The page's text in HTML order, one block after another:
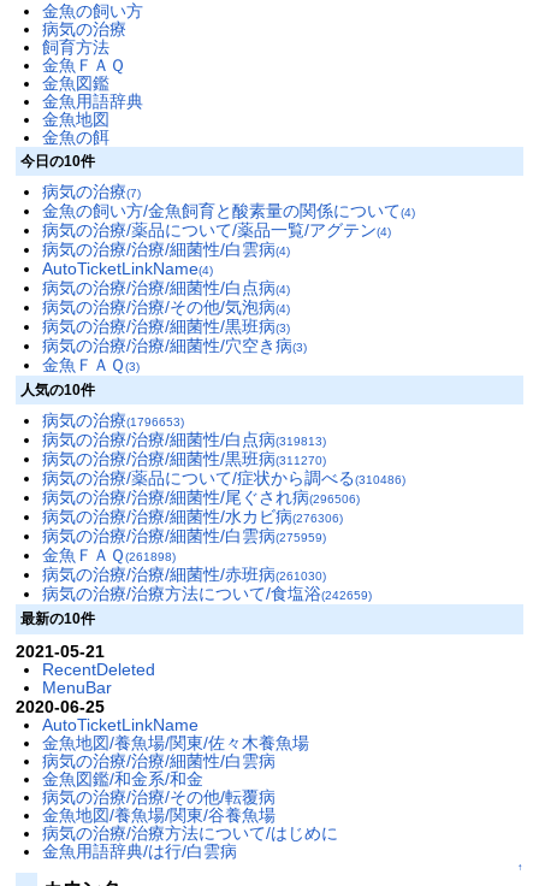
金魚の飼い方
病気の治療
飼育方法
金魚ＦＡＱ
金魚図鑑
金魚用語辞典
金魚地図
金魚の餌
今日の10件
病気の治療(7)
金魚の飼い方/金魚飼育と酸素量の関係について(4)
病気の治療/薬品について/薬品一覧/アグテン(4)
病気の治療/治療/細菌性/白雲病(4)
AutoTicketLinkName(4)
病気の治療/治療/細菌性/白点病(4)
病気の治療/治療/その他/気泡病(4)
病気の治療/治療/細菌性/黒班病(3)
病気の治療/治療/細菌性/穴空き病(3)
金魚ＦＡＱ(3)
人気の10件
病気の治療(1796653)
病気の治療/治療/細菌性/白点病(319813)
病気の治療/治療/細菌性/黒班病(311270)
病気の治療/薬品について/症状から調べる(310486)
病気の治療/治療/細菌性/尾ぐされ病(296506)
病気の治療/治療/細菌性/水カビ病(276306)
病気の治療/治療/細菌性/白雲病(275959)
金魚ＦＡＱ(261898)
病気の治療/治療/細菌性/赤班病(261030)
病気の治療/治療方法について/食塩浴(242659)
最新の10件
2021-05-21
RecentDeleted
MenuBar
2020-06-25
AutoTicketLinkName
金魚地図/養魚場/関東/佐々木養魚場
病気の治療/治療/細菌性/白雲病
金魚図鑑/和金系/和金
病気の治療/治療/その他/転覆病
金魚地図/養魚場/関東/谷養魚場
病気の治療/治療方法について/はじめに
金魚用語辞典/は行/白雲病
↑